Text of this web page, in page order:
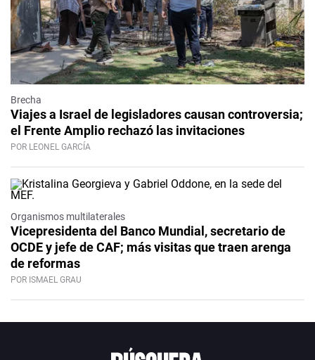
Brecha
Viajes a Israel de legisladores causan controversia;
el Frente Amplio rechazó las invitaciones
POR LEONEL GARCÍA
Organismos multilaterales
Vicepresidenta del Banco Mundial, secretario de
OCDE y jefe de CAF; más visitas que traen arenga
de reformas
POR ISMAEL GRAU